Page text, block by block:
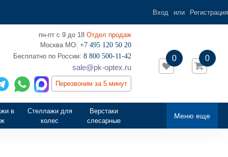
Вход или Регистрация
пн-пт с 9 до 18 Отдел продаж
Москва МО: +7 495 120 50 20
‎Бесплатно по России: 8 800 500-11-42
sale@pk-optex.ru
Перезвоним за 5 минут
0
0
Меню еще
в
Стеллажи для
колес
Верстаки
слесарные